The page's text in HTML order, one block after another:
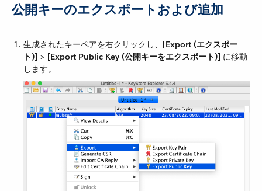
公開キーのエクスポートおよび追加
生成されたキーペアを右クリックし、​ [Export (エクスポー
ト)] ​ > ​ [Export Public Key (公開キーをエクスポート)] ​ に移動
します。